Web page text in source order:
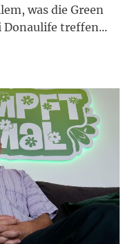
was die Green
Donaulife treffen...